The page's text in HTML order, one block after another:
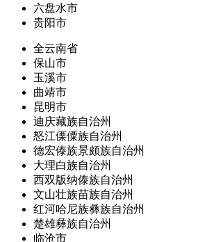
六盘水市
贵阳市
全云南省
保山市
玉溪市
曲靖市
昆明市
迪庆藏族自治州
怒江傈僳族自治州
德宏傣族景颇族自治州
大理白族自治州
西双版纳傣族自治州
文山壮族苗族自治州
红河哈尼族彝族自治州
楚雄彝族自治州
临沧市